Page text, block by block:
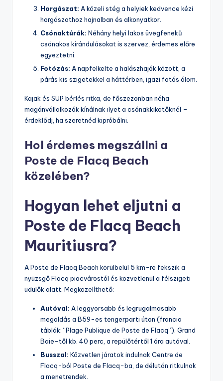
Horgászat: A közeli stég a helyiek kedvence kézi
horgászathoz hajnalban és alkonyatkor.
Csónaktúrák: Néhány helyi lakos üvegfenekű
csónakos kirándulásokat is szervez, érdemes előre
egyeztetni.
Fotózás: A napfelkelte a halászhajók között, a
párás kis szigetekkel a háttérben, igazi fotós álom.
Kajak és SUP bérlés ritka, de főszezonban néha
magánvállalkozók kínálnak ilyet a csónakkikötőknél –
érdeklődj, ha szeretnéd kipróbálni.
Hol érdemes megszállni a
Poste de Flacq Beach
közelében?
Hogyan lehet eljutni a
Poste de Flacq Beach
Mauritiusra?
A Poste de Flacq Beach körülbelül 5 km-re fekszik a
nyüzsgő Flacq piacvárostól és közvetlenül a félszigeti
üdülők alatt. Megközelíthető:
Autóval: A leggyorsabb és legrugalmasabb
megoldás a B59-es tengerparti úton (francia
táblák: “Plage Publique de Poste de Flacq”). Grand
Baie-től kb. 40 perc, a repülőtértől 1 óra autóval.
Busszal: Közvetlen járatok indulnak Centre de
Flacq-ból Poste de Flacq-ba, de délután ritkulnak
a menetrendek.